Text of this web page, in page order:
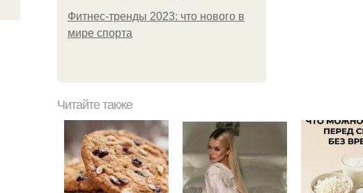
Фитнес-тренды 2023: что нового в
мире спорта
Читайте также